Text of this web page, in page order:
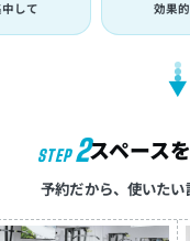
して
効果
▼
STEP 2スペースを
予約だから、使いた